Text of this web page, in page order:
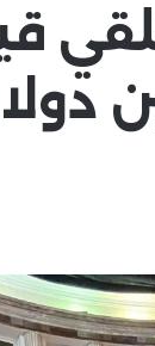
ملايين